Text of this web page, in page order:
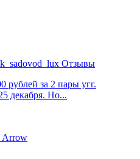
Отзывы
рублей за 2 пары угг.
декабря. Но...